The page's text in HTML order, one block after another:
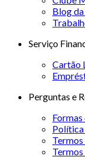
Blog da
Serviço
Cartão
Perguntas e
Política